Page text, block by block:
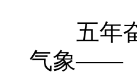
五年奋
气象——